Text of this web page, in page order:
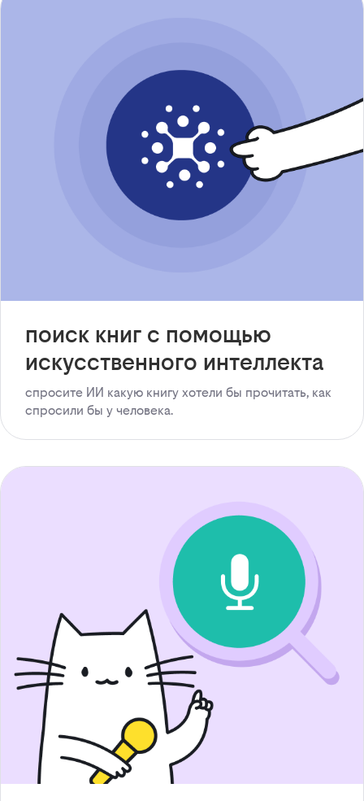
поиск книг с помощью
искусственного интеллекта
спросите ИИ какую книгу хотели бы прочитать, как
спросили бы у человека.